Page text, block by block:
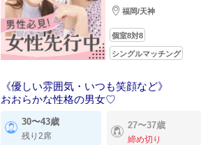
福岡/天神
個室8対8
シングルマッチング
《優しい雰囲気・いつも笑顔など》
おおらかな性格の男女♡
30〜43歳
残り2席
27〜37歳
締め切り